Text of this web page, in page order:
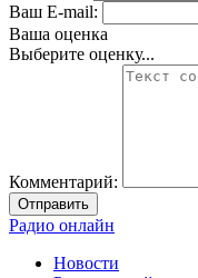
Ваш E-mail:
Ваша оценка
Выберите оценку...
Комментарий:
Отправить
Радио онлайн
Новости